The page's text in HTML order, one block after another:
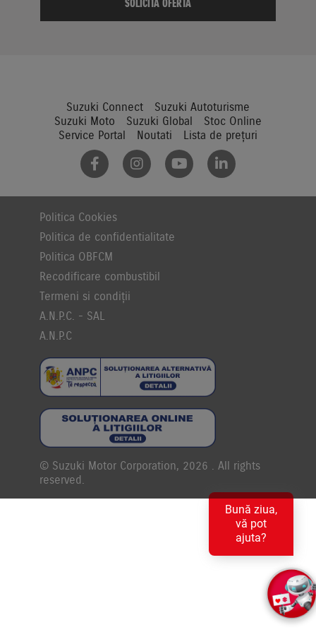
Suzuki Connect
Suzuki Autoturisme
Suzuki Moto
Suzuki Global
Stoc Online
Service Portal
Noutati Lista de prețuri
Politica Cookies
Politica de confidentialitate
Politica OBFCM
Recodificare combustibil
Termeni si condiții
A.N.P.C. - SAL
A.N.P.C
© Suzuki Motor Corporation, 2026 . All rights
reserved.
Bună ziua,
vă pot
ajuta?